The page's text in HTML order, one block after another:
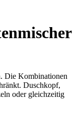
Die Kombinationen
Duschkopf,
oder gleichzeitig